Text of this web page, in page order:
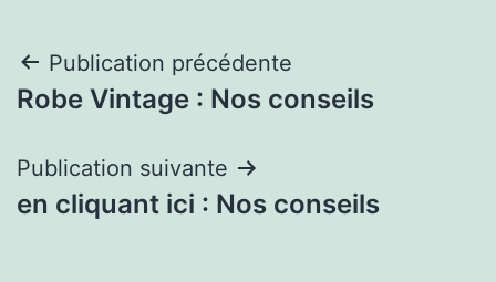
Navigation
de
l’article
Publication précédente
Robe Vintage : Nos conseils
Publication suivante
en cliquant ici : Nos conseils